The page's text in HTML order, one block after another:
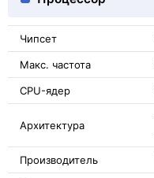
Чипсет
Макс. частота
CPU-ядер
Архитектура
Производитель